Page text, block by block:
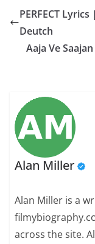
PERFECT
Deutch
Aaja Ve
Alan Miller
Alan Miller is a
across the site.